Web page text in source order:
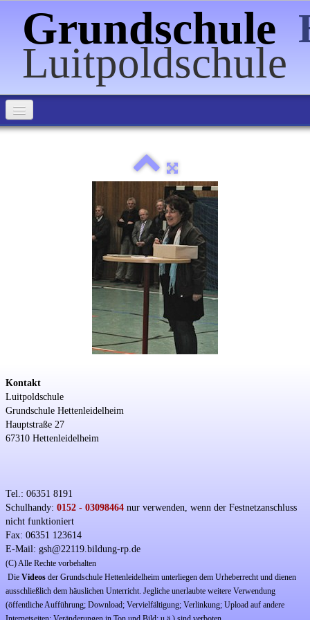
Grundschule
Luitpoldschule
Home
Kontakt
Luitpoldschule
Grundschule Hettenleidelheim
Hauptstraße 27
67310 Hettenleidelheim
Tel.: 06351 8191
Schulhandy: 0152 - 03098464 nur verwenden, wenn der Festnetzanschluss
nicht funktioniert
Fax: 06351 123614
E-Mail: gsh@22119.bildung-rp.de
(C) Alle Rechte vorbehalten
Die Videos der Grundschule Hettenleidelheim unterliegen dem Urheberrecht und dienen
ausschließlich dem häuslichen Unterricht. Jegliche unerlaubte weitere Verwendung
(öffentliche Aufführung; Download; Vervielfältigung; Verlinkung; Upload auf andere